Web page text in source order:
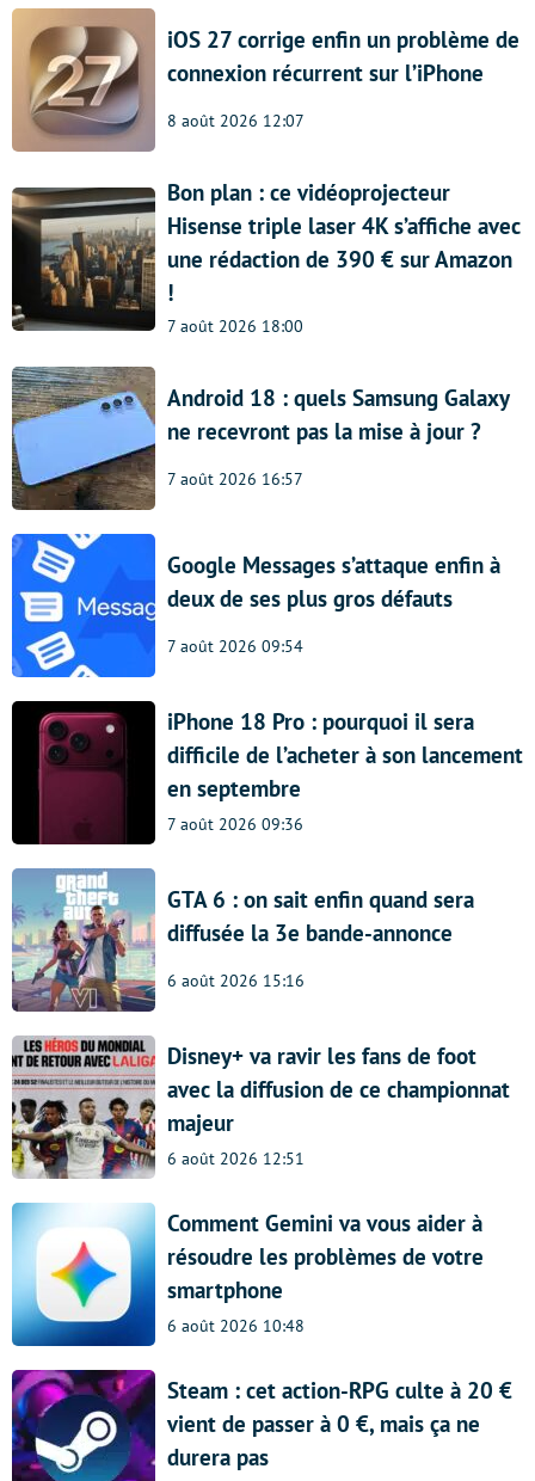
iOS 27 corrige enfin un problème de
connexion récurrent sur l’iPhone
8 août 2026 12:07
Bon plan : ce vidéoprojecteur
Hisense triple laser 4K s’affiche avec
une rédaction de 390 € sur Amazon
!
7 août 2026 18:00
Android 18 : quels Samsung Galaxy
ne recevront pas la mise à jour ?
7 août 2026 16:57
Google Messages s’attaque enfin à
deux de ses plus gros défauts
7 août 2026 09:54
iPhone 18 Pro : pourquoi il sera
difficile de l’acheter à son lancement
en septembre
7 août 2026 09:36
GTA 6 : on sait enfin quand sera
diffusée la 3e bande-annonce
6 août 2026 15:16
Disney+ va ravir les fans de foot
avec la diffusion de ce championnat
majeur
6 août 2026 12:51
Comment Gemini va vous aider à
résoudre les problèmes de votre
smartphone
6 août 2026 10:48
Steam : cet action-RPG culte à 20 €
vient de passer à 0 €, mais ça ne
durera pas